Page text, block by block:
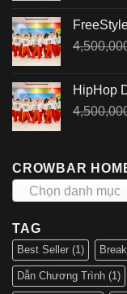
HipHop
CROWBAR
Chọn danh mục
TAG
Best Seller (1)
Dẫn Chương Trình (1)